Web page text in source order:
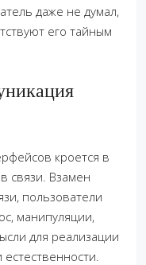
даже не думал,
его тайным
кроется в
связи. Взамен
пользователи
манипуляции,
для реализации